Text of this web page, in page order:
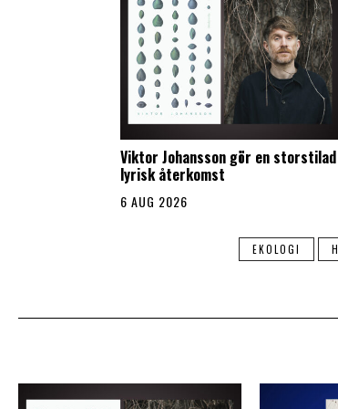
Viktor Johansson gör en storstilad
lyrisk återkomst
6 AUG 2026
EKOLOGI